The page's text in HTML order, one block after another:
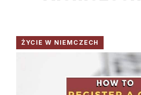
ŻYCIE W NIEMCZECH